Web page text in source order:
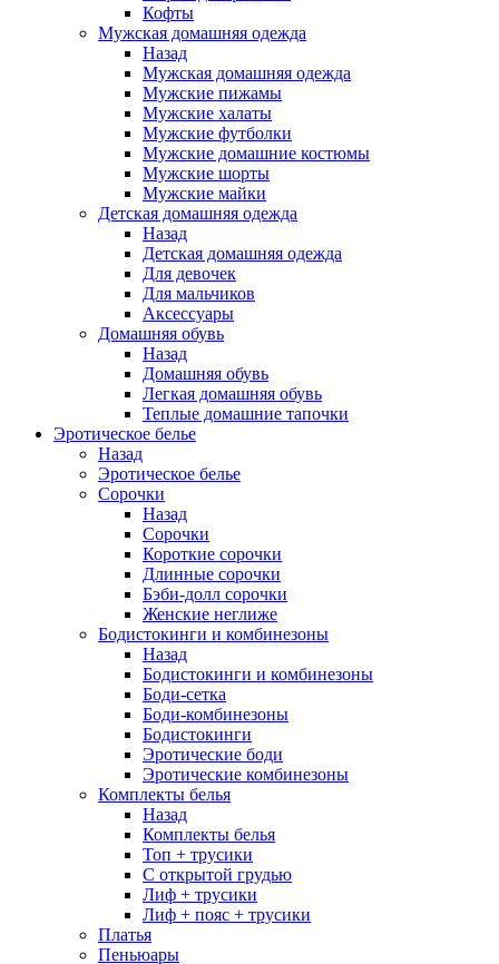
Кофты
Мужская домашняя одежда
Назад
Мужская домашняя одежда
Мужские пижамы
Мужские халаты
Мужские футболки
Мужские домашние костюмы
Мужские шорты
Мужские майки
Детская домашняя одежда
Назад
Детская домашняя одежда
Для девочек
Для мальчиков
Аксессуары
Домашняя обувь
Назад
Домашняя обувь
Легкая домашняя обувь
Теплые домашние тапочки
Эротическое белье
Назад
Эротическое белье
Сорочки
Назад
Сорочки
Короткие сорочки
Длинные сорочки
Бэби-долл сорочки
Женские неглиже
Бодистокинги и комбинезоны
Назад
Бодистокинги и комбинезоны
Боди-сетка
Боди-комбинезоны
Бодистокинги
Эротические боди
Эротические комбинезоны
Комплекты белья
Назад
Комплекты белья
Топ + трусики
С открытой грудью
Лиф + трусики
Лиф + пояс + трусики
Платья
Пеньюары